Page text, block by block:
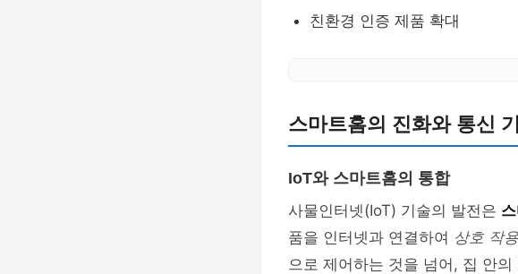
친환경 인증 제품 확대
스마트홈의 진화와 통신
IoT와 스마트홈의 통합
사물인터넷(IoT) 기술의 발전은
품을 인터넷과 연결하여 상호 작
으로 제어하는 것을 넘어, 집 안의